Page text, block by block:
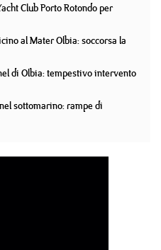
Club Porto Rotondo per
al Mater Olbia: soccorsa la
di Olbia: tempestivo intervento
sottomarino: rampe di